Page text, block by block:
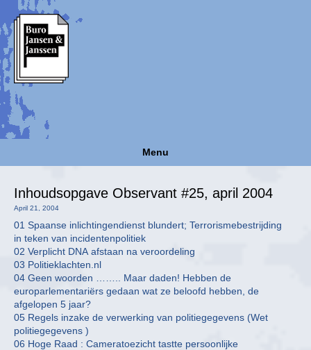
Menu
Inhoudsopgave Observant #25, april 2004
April 21, 2004
01 Spaanse inlichtingendienst blundert; Terrorismebestrijding
in teken van incidentenpolitiek
02 Verplicht DNA afstaan na veroordeling
03 Politieklachten.nl
04 Geen woorden …….. Maar daden! Hebben de
europarlementariërs gedaan wat ze beloofd hebben, de
afgelopen 5 jaar?
05 Regels inzake de verwerking van politiegegevens (Wet
politiegegevens )
06 Hoge Raad : Cameratoezicht tastte persoonlijke